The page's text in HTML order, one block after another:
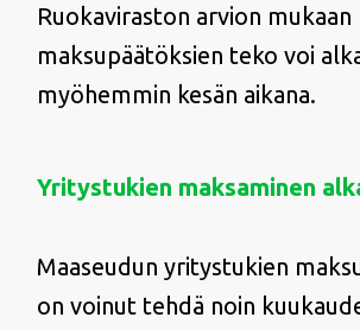
Ruokaviraston arvion mukaan
maksupäätöksien teko voi
myöhemmin kesän aikana.
Yritystukien maksaminen
Maaseudun yritystukien
on voinut tehdä noin